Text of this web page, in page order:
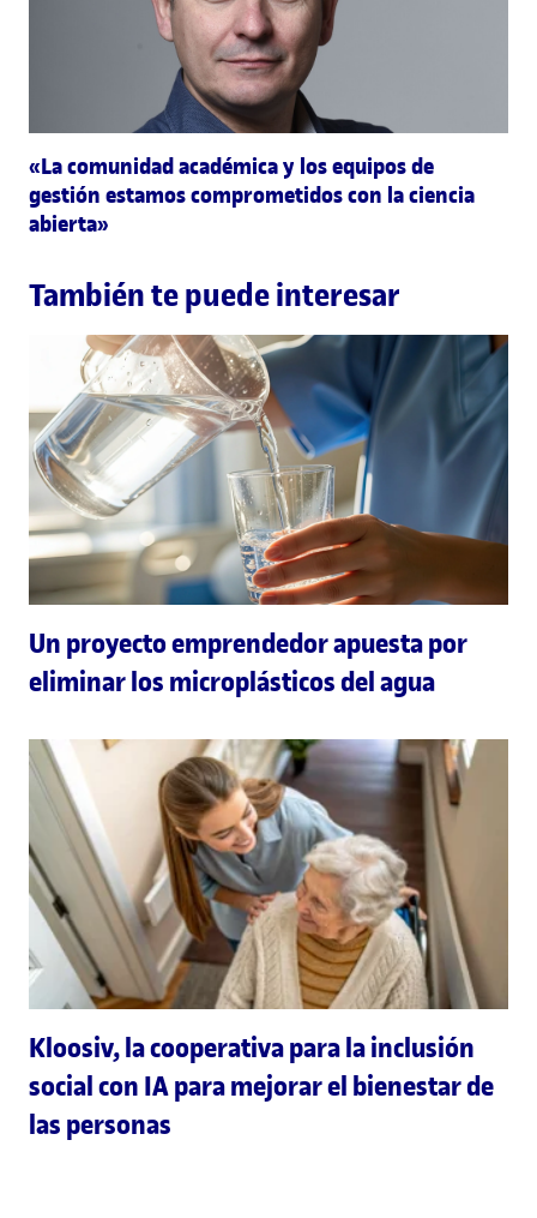
«La comunidad académica y los equipos de
gestión estamos comprometidos con la ciencia
abierta»
También te puede interesar
Un proyecto emprendedor apuesta por
eliminar los microplásticos del agua
Kloosiv, la cooperativa para la inclusión
social con IA para mejorar el bienestar de
las personas